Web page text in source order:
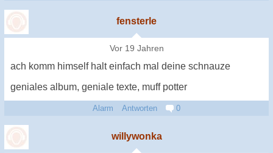
fensterle
Vor 19 Jahren
ach komm himself halt einfach mal deine schnauze
geniales album, geniale texte, muff potter
Alarm Antworten 0
willywonka